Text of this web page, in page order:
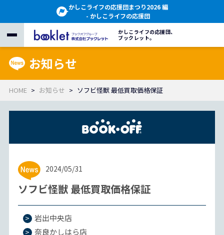
かしこライフの応援団まつり2026 編
- かしこライフの応援団
かしこライフの応援団、
ブックレット。
お知らせ
HOME お知らせ ソフビ怪獣 最低買取価格保証
2024/05/31
ソフビ怪獣 最低買取価格保証
岩出中央店
奈良かしはら店